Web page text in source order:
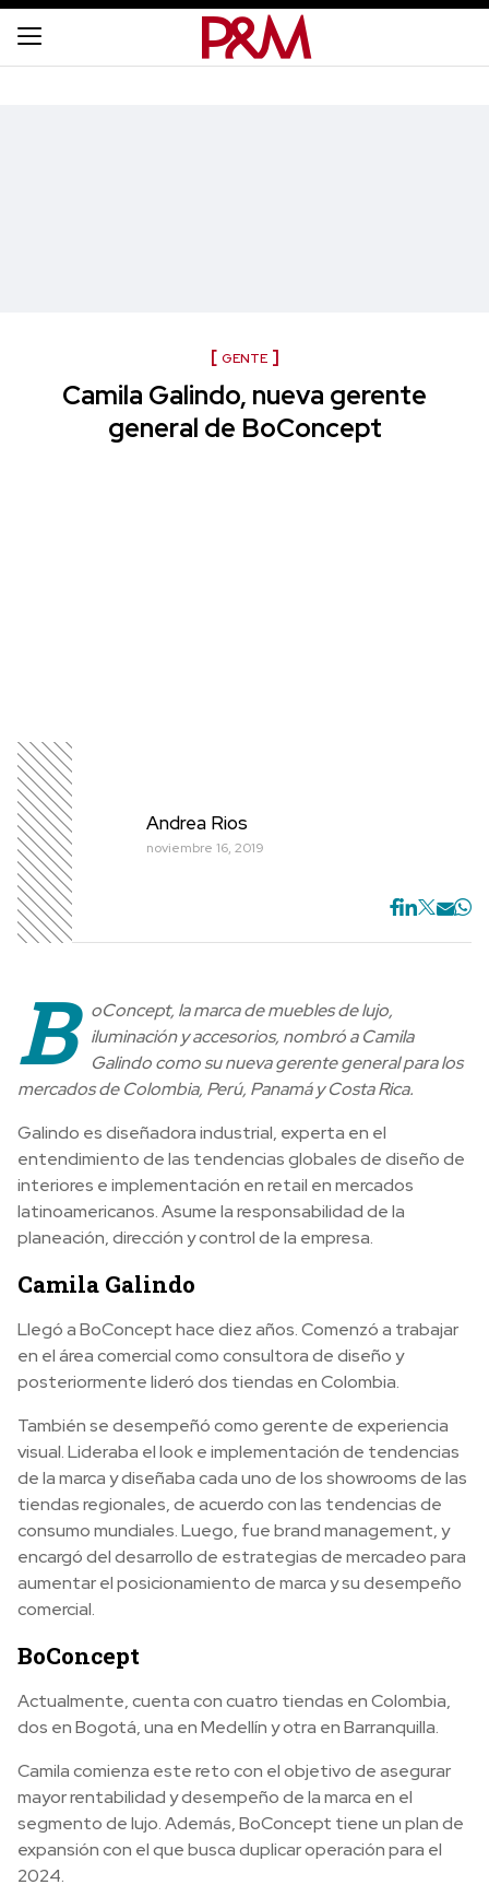
GENTE
Camila Galindo, nueva gerente
general de BoConcept
Andrea Rios
noviembre 16, 2019
B
oConcept, la marca de muebles de lujo,
iluminación y accesorios, nombró a Camila
Galindo como su nueva gerente general para los
mercados de Colombia, Perú, Panamá y Costa Rica.
Galindo es diseñadora industrial, experta en el
entendimiento de las tendencias globales de diseño de
interiores e implementación en retail en mercados
latinoamericanos. Asume la responsabilidad de la
planeación, dirección y control de la empresa.
Camila Galindo
Llegó a BoConcept hace diez años. Comenzó a trabajar
en el área comercial como consultora de diseño y
posteriormente lideró dos tiendas en Colombia.
También se desempeñó como gerente de experiencia
visual. Lideraba el look e implementación de tendencias
de la marca y diseñaba cada uno de los showrooms de las
tiendas regionales, de acuerdo con las tendencias de
consumo mundiales. Luego, fue brand management, y
encargó del desarrollo de estrategias de mercadeo para
aumentar el posicionamiento de marca y su desempeño
comercial.
BoConcept
Actualmente, cuenta con cuatro tiendas en Colombia,
dos en Bogotá, una en Medellín y otra en Barranquilla.
Camila comienza este reto con el objetivo de asegurar
mayor rentabilidad y desempeño de la marca en el
segmento de lujo. Además, BoConcept tiene un plan de
expansión con el que busca duplicar operación para el
2024.